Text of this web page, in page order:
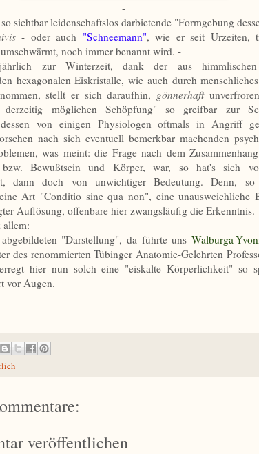
-
sichtbar leidenschaftslos darbietende "Formgebung
- oder auch "Schneemann", wie er seit Urzeiten,
noch immer benannt wird. -
zur Winterzeit, dank der aus himmlischen
hexagonalen Eiskristalle, wie auch durch
stellt er sich daraufhin, gönnerhaft
möglichen Schöpfung" so greifbar zur
von einigen Physiologen oftmals in Angriff
nach sich eventuell bemerkbar machenden
was meint: die Frage nach dem
Bewußtsein und Körper, war, so hat's sich
dann doch von unwichtiger Bedeutung. Denn,
Art "Conditio sine qua non", eine unausweichliche
Auflösung, offenbare hier zwangsläufig die Erkenntnis.
allem:
"Darstellung", da führte uns Walburga-
des renommierten Tübinger Anatomie-Gelehrten
hier nun solch eine "eiskalte Körperlichkeit" so
vor Augen.
veröffentlichen